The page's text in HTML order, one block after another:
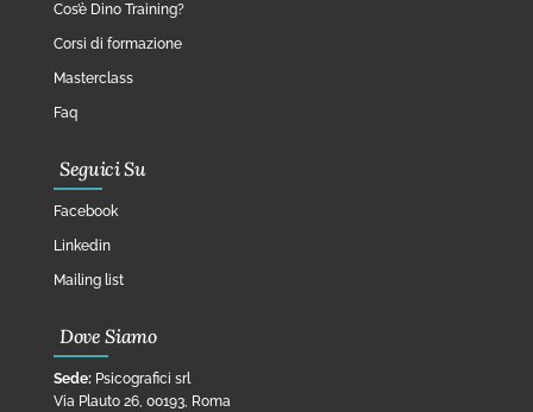
Cos’è Dino Training?
Corsi di formazione
Masterclass
Faq
Seguici Su
Facebook
Linkedin
Mailing list
Dove Siamo
Sede: Psicografici srl
Via Plauto 26, 00193, Roma